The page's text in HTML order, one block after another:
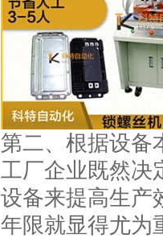
第二、根据设备
工厂企业既然决
设备来提高生产
年限就显得尤为